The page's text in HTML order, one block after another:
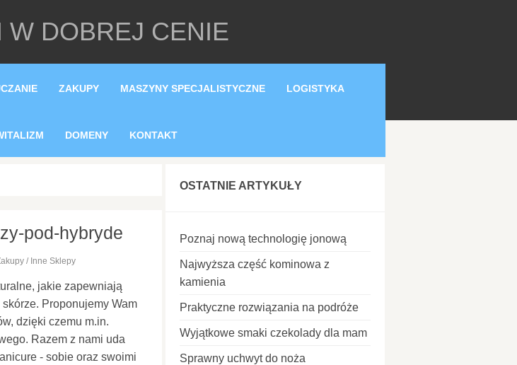
W DOBREJ CENIE
ZAKUPY MASZYNY SPECJALISTYCZNE LOGISTYKA
DOMENY KONTAKT
pod-hybryde
/ Inne Sklepy
jakie zapewniają
Proponujemy Wam
dzięki czemu m.in.
Razem z nami uda
- sobie oraz swoimi
OSTATNIE ARTYKUŁY
Poznaj nową technologię jonową
Najwyższa część kominowa z
kamienia
Praktyczne rozwiązania na podróże
Wyjątkowe smaki czekolady dla mam
Sprawny uchwyt do noża